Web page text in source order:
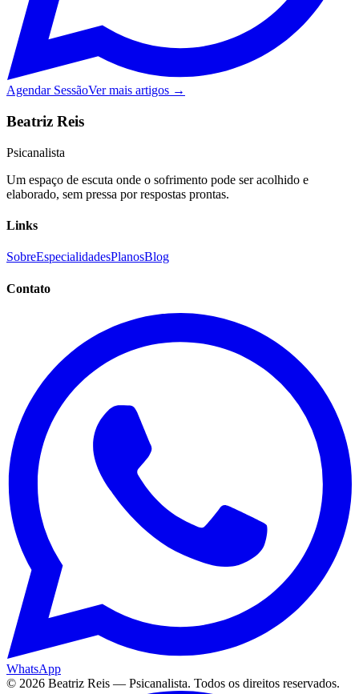
Agendar SessãoVer mais artigos →
Beatriz Reis
Psicanalista
Um espaço de escuta onde o sofrimento pode ser acolhido e
elaborado, sem pressa por respostas prontas.
Links
SobreEspecialidadesPlanosBlog
Contato
WhatsApp
© 2026 Beatriz Reis — Psicanalista. Todos os direitos reservados.